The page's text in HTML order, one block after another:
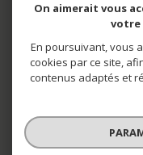
© 2026 | TOUS DROITS
NOS HONORAIRES
PLAN
On aimerait vous
votre
En poursuivant, vous
cookies par ce site,
contenus adaptés et